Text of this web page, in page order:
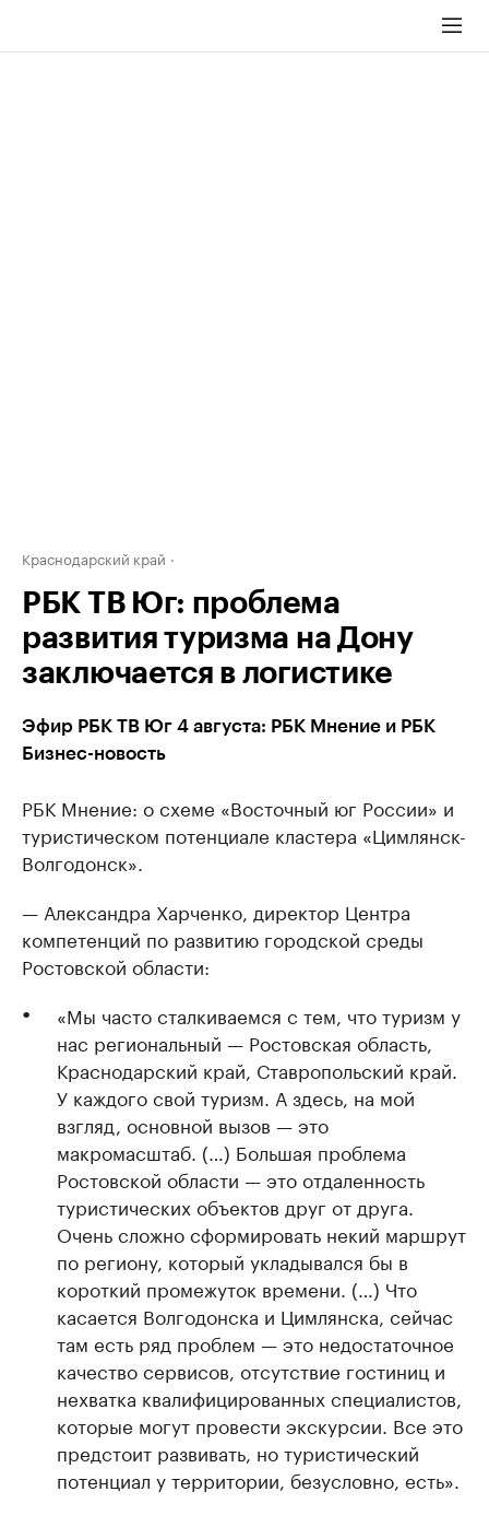
Краснодарский край
РБК ТВ Юг: проблема
развития туризма на Дону
заключается в логистике
Эфир РБК ТВ Юг 4 августа: РБК Мнение и РБК
Бизнес-новость
РБК Мнение: о схеме «Восточный юг России» и
туристическом потенциале кластера «Цимлянск-
Волгодонск».
— Александра Харченко, директор Центра
компетенций по развитию городской среды
Ростовской области:
«Мы часто сталкиваемся с тем, что туризм у
нас региональный — Ростовская область,
Краснодарский край, Ставропольский край.
У каждого свой туризм. А здесь, на мой
взгляд, основной вызов — это
макромасштаб. (…) Большая проблема
Ростовской области — это отдаленность
туристических объектов друг от друга.
Очень сложно сформировать некий маршрут
по региону, который укладывался бы в
короткий промежуток времени. (…) Что
касается Волгодонска и Цимлянска, сейчас
там есть ряд проблем — это недостаточное
качество сервисов, отсутствие гостиниц и
нехватка квалифицированных специалистов,
которые могут провести экскурсии. Все это
предстоит развивать, но туристический
потенциал у территории, безусловно, есть».